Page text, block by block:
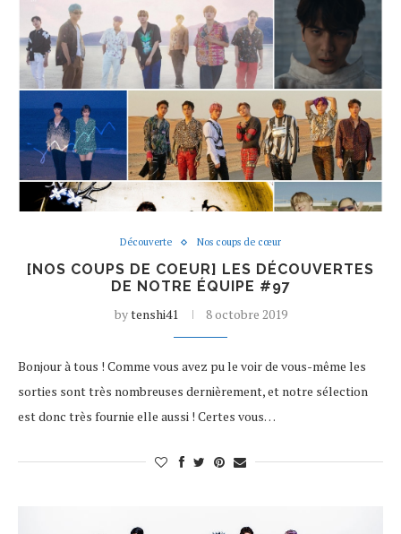
Découverte Nos coups de cœur
[NOS COUPS DE COEUR] LES DÉCOUVERTES
DE NOTRE ÉQUIPE #97
bytenshi41 8 octobre 2019
Bonjour à tous ! Comme vous avez pu le voir de vous-même les
sorties sont très nombreuses dernièrement, et notre sélection
est donc très fournie elle aussi ! Certes vous…